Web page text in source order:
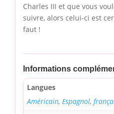
Charles III et que vous
suivre, alors celui-ci est
faut !
Informations
Langues
Américain, Espagnol,